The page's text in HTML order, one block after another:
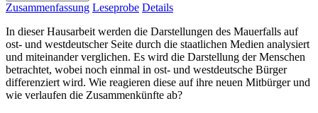
Zusammenfassung Leseprobe Details
In dieser Hausarbeit werden die Darstellungen des Mauerfalls auf
ost- und westdeutscher Seite durch die staatlichen Medien analysiert
und miteinander verglichen. Es wird die Darstellung der Menschen
betrachtet, wobei noch einmal in ost- und westdeutsche Bürger
differenziert wird. Wie reagieren diese auf ihre neuen Mitbürger und
wie verlaufen die Zusammenkünfte ab?